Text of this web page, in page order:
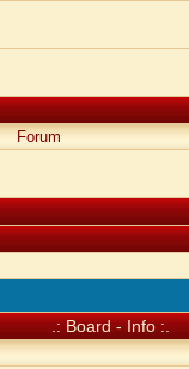
Forum
.: Board - Info :.